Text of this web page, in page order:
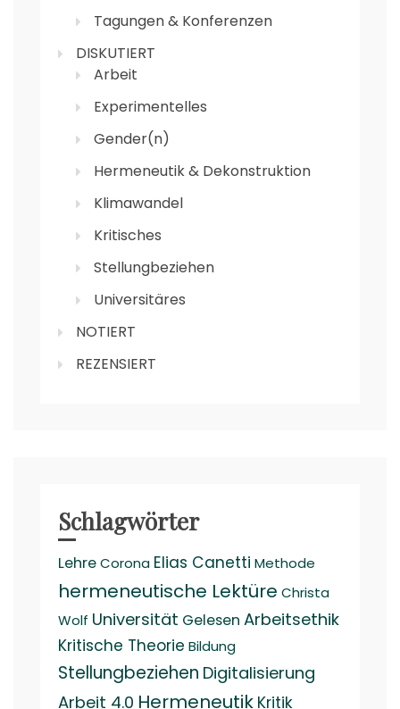
Tagungen & Konferenzen
DISKUTIERT
Arbeit
Experimentelles
Gender(n)
Hermeneutik & Dekonstruktion
Klimawandel
Kritisches
Stellungbeziehen
Universitäres
NOTIERT
REZENSIERT
Schlagwörter
LehreCorona Elias Canetti Methode
hermeneutische Lektüre Christa
Wolf Universität Gelesen Arbeitsethik
Kritische Theorie Bildung
Stellungbeziehen Digitalisierung
Arbeit 4.0 Hermeneutik Kritik